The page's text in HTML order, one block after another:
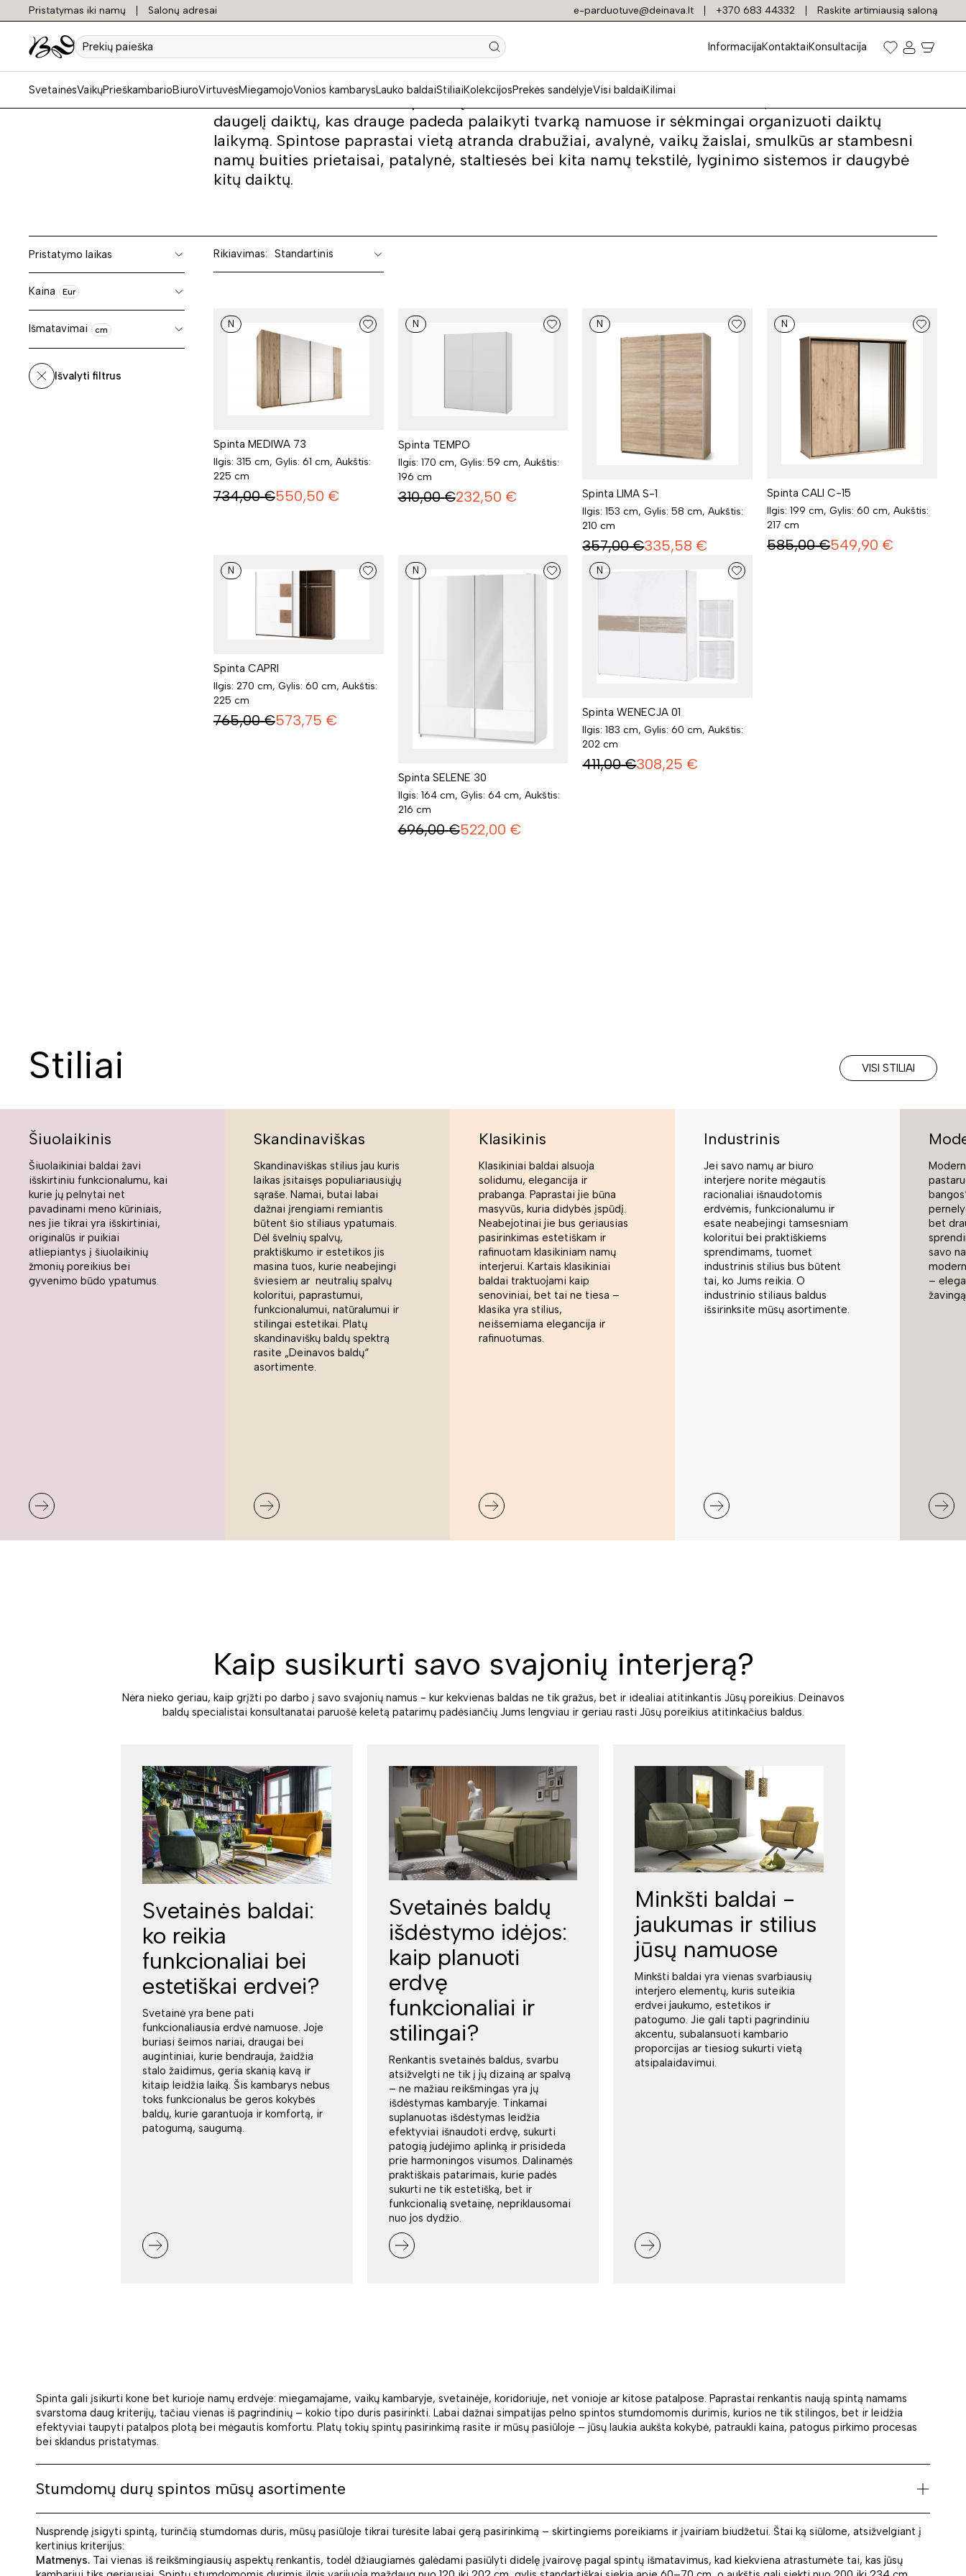
Pristatymas iki namų Salonų adresai e-parduotuve@deinava.lt +370 683 44332 Raskite artimiausią saloną
Prekių
paieška
InformacijaKontaktaiKonsultacija
SvetainėsVaikųPrieškambarioBiuroVirtuvėsMiegamojoVonios kambarysLauko baldaiStiliaiKolekcijosPrekės sandėlyjeVisi baldaiKilimai
Spintos su stumdomomis durimis
Funkcionalumu žavinčios spintos įsikuria kiekvienuose namuose. Tai baldas, kuriame laikome
daugelį daiktų, kas drauge padeda palaikyti tvarką namuose ir sėkmingai organizuoti daiktų
laikymą. Spintose paprastai vietą atranda drabužiai, avalynė, vaikų žaislai, smulkūs ar stambesni
namų buities prietaisai, patalynė, staltiesės bei kita namų tekstilė, lyginimo sistemos ir daugybė
kitų daiktų.
Pristatymo laikas
Kaina Eur
Išmatavimai cm
Išvalyti filtrus
Rikiavimas: Standartinis
N
Spinta MEDIWA 73
Ilgis: 315 cm, Gylis: 61 cm, Aukštis:
225 cm
734,00 €550,50 €
N
Spinta TEMPO
Ilgis: 170 cm, Gylis: 59 cm, Aukštis:
196 cm
310,00 €232,50 €
N
Spinta LIMA S-1
Ilgis: 153 cm, Gylis: 58 cm, Aukštis:
210 cm
357,00 €335,58 €
N
Spinta CALI C-15
Ilgis: 199 cm, Gylis: 60 cm, Aukštis:
217 cm
585,00 €549,90 €
N
Spinta CAPRI
Ilgis: 270 cm, Gylis: 60 cm, Aukštis:
225 cm
765,00 €573,75 €
N
Spinta SELENE 30
Ilgis: 164 cm, Gylis: 64 cm, Aukštis:
216 cm
696,00 €522,00 €
N
Spinta WENECJA 01
Ilgis: 183 cm, Gylis: 60 cm, Aukštis:
202 cm
411,00 €308,25 €
Stiliai VISI STILIAI
Šiuolaikinis
Šiuolaikiniai baldai žavi
išskirtiniu funkcionalumu, kai
kurie jų pelnytai net
pavadinami meno kūriniais,
nes jie tikrai yra išskirtiniai,
originalūs ir puikiai
atliepiantys į šiuolaikinių
žmonių poreikius bei
gyvenimo būdo ypatumus.
Skandinaviškas
Skandinaviškas stilius jau kuris
laikas įsitaisęs populiariausiųjų
sąraše. Namai, butai labai
dažnai įrengiami remiantis
būtent šio stiliaus ypatumais.
Dėl švelnių spalvų,
praktiškumo ir estetikos jis
masina tuos, kurie neabejingi
šviesiem ar neutralių spalvų
koloritui, paprastumui,
funkcionalumui, natūralumui ir
stilingai estetikai. Platų
skandinaviškų baldų spektrą
rasite „Deinavos baldų“
asortimente.
Klasikinis
Klasikiniai baldai alsuoja
solidumu, elegancija ir
prabanga. Paprastai jie būna
masyvūs, kuria didybės įspūdį.
Neabejotinai jie bus geriausias
pasirinkimas estetiškam ir
rafinuotam klasikiniam namų
interjerui. Kartais klasikiniai
baldai traktuojami kaip
senoviniai, bet tai ne tiesa –
klasika yra stilius,
neišsemiama elegancija ir
rafinuotumas.
Industrinis
Jei savo namų ar biuro
interjere norite mėgautis
racionaliai išnaudotomis
erdvėmis, funkcionalumu ir
esate neabejingi tamsesniam
koloritui bei praktiškiems
sprendimams, tuomet
industrinis stilius bus būtent
tai, ko Jums reikia. O
industrinio stiliaus baldus
išsirinksite mūsų asortimente.
bet
savo
–
Kaip susikurti savo svajonių interjerą?
Nėra nieko geriau, kaip grįžti po darbo į savo svajonių namus - kur kekvienas baldas ne tik gražus, bet ir idealiai atitinkantis Jūsų poreikius. Deinavos
baldų specialistai konsultanatai paruošė keletą patarimų padėsiančių Jums lengviau ir geriau rasti Jūsų poreikius atitinkačius baldus.
Svetainės baldai:
ko reikia
funkcionaliai bei
estetiškai erdvei?
Svetainė yra bene pati
funkcionaliausia erdvė namuose. Joje
buriasi šeimos nariai, draugai bei
augintiniai, kurie bendrauja, žaidžia
stalo žaidimus, geria skanią kavą ir
kitaip leidžia laiką. Šis kambarys nebus
toks funkcionalus be geros kokybės
baldų, kurie garantuoja ir komfortą, ir
patogumą, saugumą.
Svetainės baldų
išdėstymo idėjos:
kaip planuoti
erdvę
funkcionaliai ir
stilingai?
Renkantis svetainės baldus, svarbu
atsižvelgti ne tik į jų dizainą ar spalvą
– ne mažiau reikšmingas yra jų
išdėstymas kambaryje. Tinkamai
suplanuotas išdėstymas leidžia
efektyviai išnaudoti erdvę, sukurti
patogią judėjimo aplinką ir prisideda
prie harmoningos visumos. Dalinamės
praktiškais patarimais, kurie padės
sukurti ne tik estetišką, bet ir
funkcionalią svetainę, nepriklausomai
nuo jos dydžio.
Minkšti baldai -
jaukumas ir stilius
jūsų namuose
Minkšti baldai yra vienas svarbiausių
interjero elementų, kuris suteikia
erdvei jaukumo, estetikos ir
patogumo. Jie gali tapti pagrindiniu
akcentu, subalansuoti kambario
proporcijas ar tiesiog sukurti vietą
atsipalaidavimui.
Spinta gali įsikurti kone bet kurioje namų erdvėje: miegamajame, vaikų kambaryje, svetainėje, koridoriuje, net vonioje ar kitose patalpose. Paprastai renkantis naują spintą namams
svarstoma daug kriterijų, tačiau vienas iš pagrindinių – kokio tipo duris pasirinkti. Labai dažnai simpatijas pelno spintos stumdomomis durimis, kurios ne tik stilingos, bet ir leidžia
efektyviai taupyti patalpos plotą bei mėgautis komfortu. Platų tokių spintų pasirinkimą rasite ir mūsų pasiūloje – jūsų laukia aukšta kokybė, patraukli kaina, patogus pirkimo procesas
bei sklandus pristatymas.
Stumdomų durų spintos mūsų asortimente
Nusprendę įsigyti spintą, turinčią stumdomas duris, mūsų pasiūloje tikrai turėsite labai gerą pasirinkimą – skirtingiems poreikiams ir įvairiam biudžetui. Štai ką siūlome, atsižvelgiant į
kertinius kriterijus:
Matmenys. Tai vienas iš reikšmingiausių aspektų renkantis, todėl džiaugiamės galėdami pasiūlyti didelę įvairovę pagal spintų išmatavimus, kad kiekviena atrastumėte tai, kas jūsų